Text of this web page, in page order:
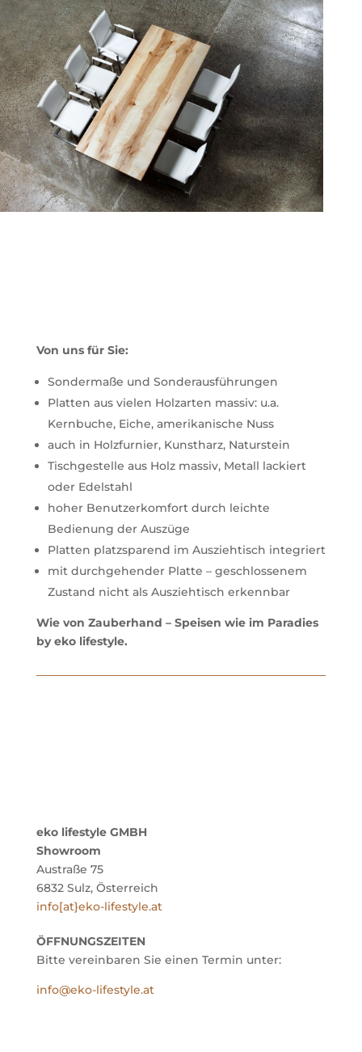
Von uns für Sie:
Sondermaße und Sonderausführungen
Platten aus vielen Holzarten massiv: u.a.
Kernbuche, Eiche, amerikanische Nuss
auch in Holzfurnier, Kunstharz, Naturstein
Tischgestelle aus Holz massiv, Metall lackiert
oder Edelstahl
hoher Benutzerkomfort durch leichte
Bedienung der Auszüge
Platten platzsparend im Ausziehtisch integriert
mit durchgehender Platte – geschlossenem
Zustand nicht als Ausziehtisch erkennbar
Wie von Zauberhand – Speisen wie im Paradies
by eko lifestyle.
eko lifestyle GMBH
Showroom
Austraße 75
6832 Sulz, Österreich
info[at}eko-lifestyle.at
ÖFFNUNGSZEITEN
Bitte vereinbaren Sie einen Termin unter:
info@eko-lifestyle.at